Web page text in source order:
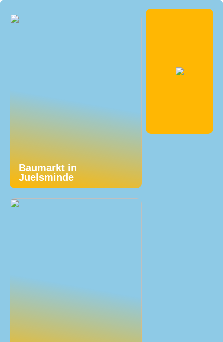
Baumarkt in
Juelsminde